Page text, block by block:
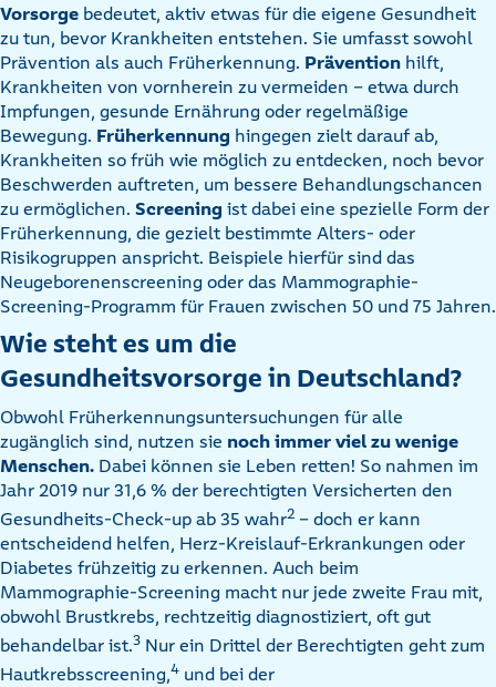
Vorsorge bedeutet, aktiv etwas für die eigene Gesundheit
zu tun, bevor Krankheiten entstehen. Sie umfasst sowohl
Prävention als auch Früherkennung. Prävention hilft,
Krankheiten von vornherein zu vermeiden – etwa durch
Impfungen, gesunde Ernährung oder regelmäßige
Bewegung. Früherkennung hingegen zielt darauf ab,
Krankheiten so früh wie möglich zu entdecken, noch bevor
Beschwerden auftreten, um bessere Behandlungschancen
zu ermöglichen. Screening ist dabei eine spezielle Form der
Früherkennung, die gezielt bestimmte Alters- oder
Risikogruppen anspricht. Beispiele hierfür sind das
Neugeborenenscreening oder das Mammographie-
Screening-Programm für Frauen zwischen 50 und 75 Jahren.
Wie steht es um die
Gesundheitsvorsorge in Deutschland?
Obwohl Früherkennungsuntersuchungen für alle
zugänglich sind, nutzen sie noch immer viel zu wenige
Menschen. Dabei können sie Leben retten! So nahmen im
Jahr 2019 nur 31,6 % der berechtigten Versicherten den
Gesundheits-Check-up ab 35 wahr2 – doch er kann
entscheidend helfen, Herz-Kreislauf-Erkrankungen oder
Diabetes frühzeitig zu erkennen. Auch beim
Mammographie-Screening macht nur jede zweite Frau mit,
obwohl Brustkrebs, rechtzeitig diagnostiziert, oft gut
behandelbar ist.3 Nur ein Drittel der Berechtigten geht zum
Hautkrebsscreening,4 und bei der